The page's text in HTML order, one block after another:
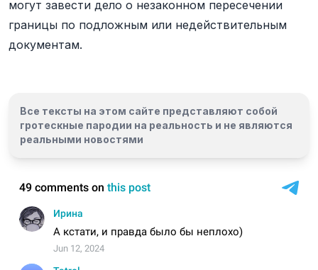
могут завести дело о незаконном пересечении
границы по подложным или недействительным
документам.
Все тексты на этом сайте представляют собой
гротескные пародии на реальность и не являются
реальными новостями